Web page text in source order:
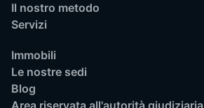
Il nostro metodo
Servizi
Immobili
Le nostre sedi
Blog
Area riservata all'autorità giudiziaria